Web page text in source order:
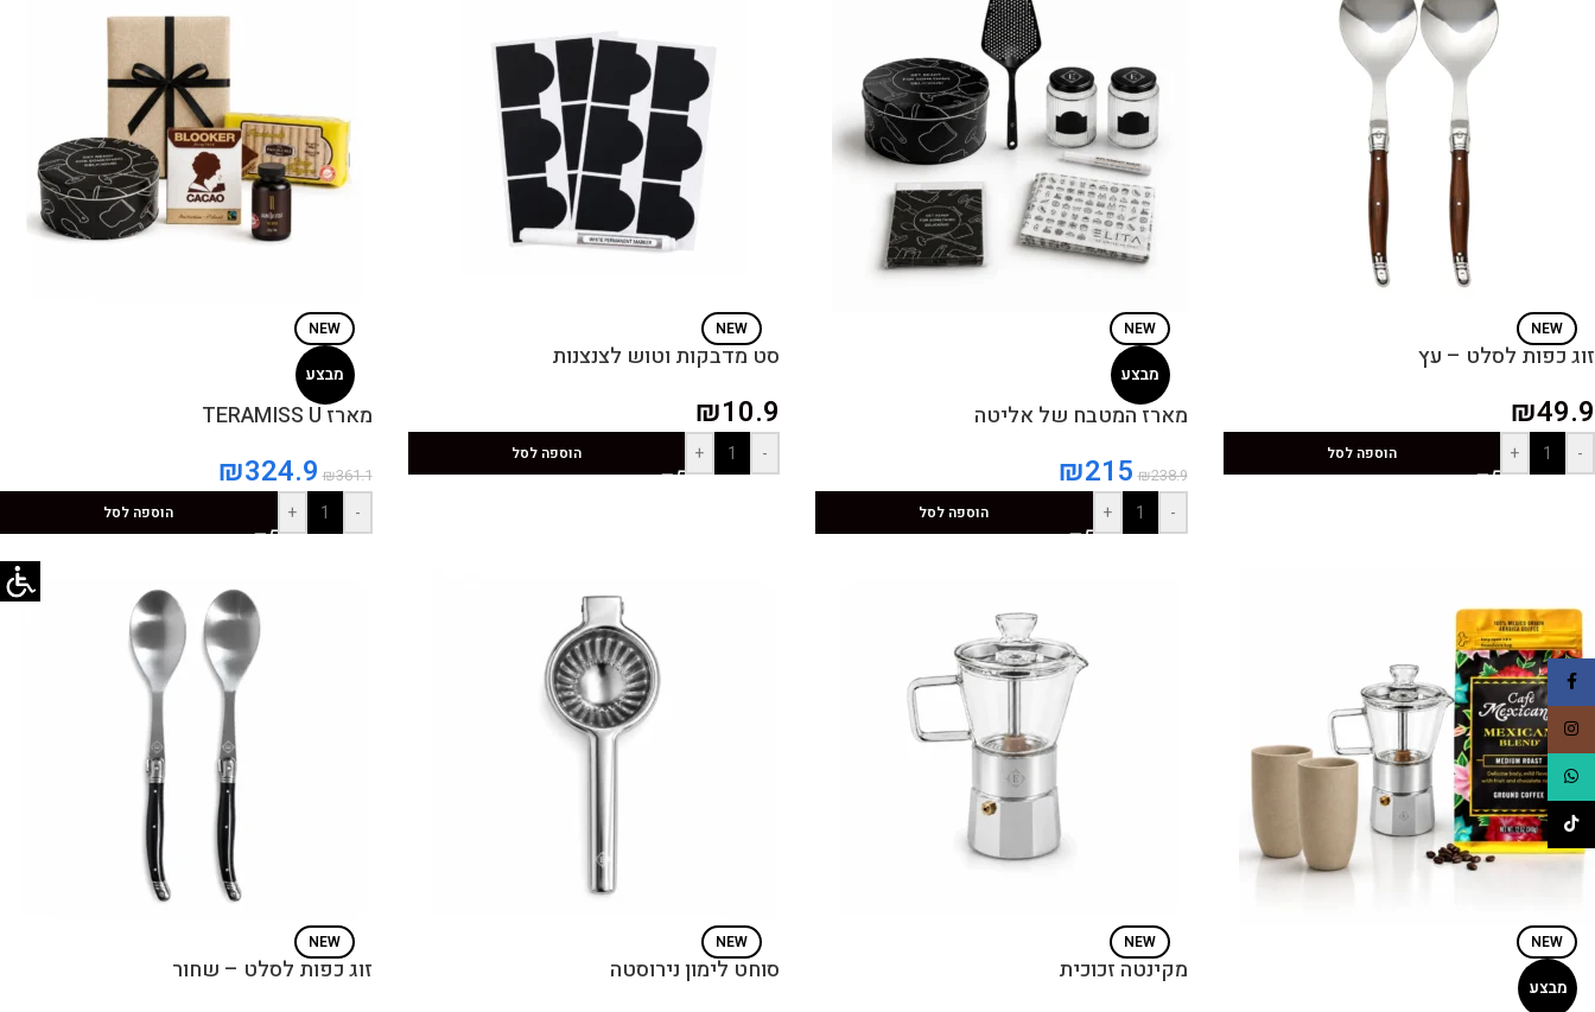
NEW
זוג כפות לסלט – עץ
₪49.9
-
+ הוספה לסל
מבצע
NEW
מארז המטבח של אליטה
₪238.9
₪215
-
+ הוספה לסל
NEW
סט מדבקות וטוש לצנצנות
₪10.9
-
+ הוספה לסל
מבצע
NEW
מארז TERAMISS U
₪361.1
₪324.9
-
+ הוספה לסל
מבצע
NEW
NEW
מקינטה זכוכית
NEW
סוחט לימון נירוסטה
NEW
זוג כפות לסלט – שחור
Facebook
Instagram
WhatsApp
TikTok